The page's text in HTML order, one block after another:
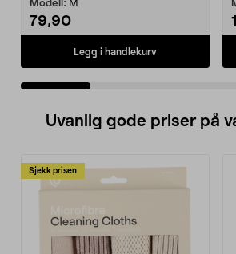
Modell: M
79,90
Legg i handlekurv
Uvanlig gode priser på
Sjekk prisen